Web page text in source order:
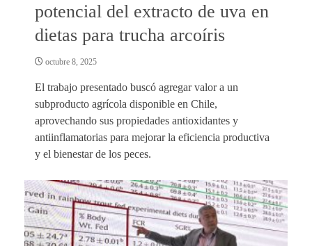
potencial del extracto de uva en
dietas para trucha arcoíris
octubre 8, 2025
El trabajo presentado buscó agregar valor a un
subproducto agrícola disponible en Chile,
aprovechando sus propiedades antioxidantes y
antiinflamatorias para mejorar la eficiencia productiva
y el bienestar de los peces.